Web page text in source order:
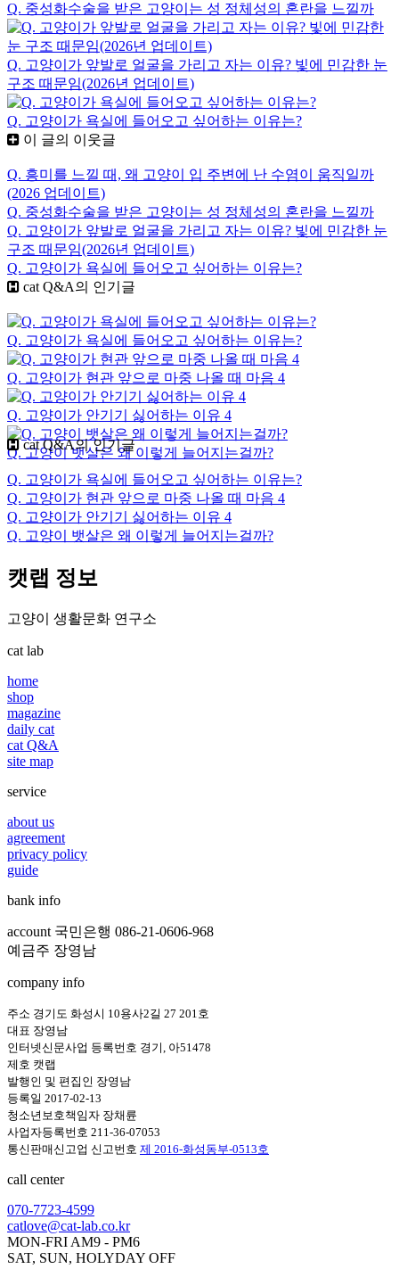
Q. 중성화수술을 받은 고양이는 성 정체성의 혼란을 느낄까
Q. 고양이가 앞발로 얼굴을 가리고 자는 이유? 빛에 민감한 눈
구조 때문임(2026년 업데이트)
Q. 고양이가 욕실에 들어오고 싶어하는 이유는?
이 글의 이웃글
Q. 흥미를 느낄 때, 왜 고양이 입 주변에 난 수염이 움직일까
(2026 업데이트)
Q. 중성화수술을 받은 고양이는 성 정체성의 혼란을 느낄까
Q. 고양이가 앞발로 얼굴을 가리고 자는 이유? 빛에 민감한 눈
구조 때문임(2026년 업데이트)
Q. 고양이가 욕실에 들어오고 싶어하는 이유는?
cat Q&A의 인기글
Q. 고양이가 욕실에 들어오고 싶어하는 이유는?
Q. 고양이가 현관 앞으로 마중 나올 때 마음 4
Q. 고양이가 안기기 싫어하는 이유 4
Q. 고양이 뱃살은 왜 이렇게 늘어지는걸까?
cat Q&A의 인기글
Q. 고양이가 욕실에 들어오고 싶어하는 이유는?
Q. 고양이가 현관 앞으로 마중 나올 때 마음 4
Q. 고양이가 안기기 싫어하는 이유 4
Q. 고양이 뱃살은 왜 이렇게 늘어지는걸까?
캣랩 정보
고양이 생활문화 연구소
cat lab
home
shop
magazine
daily cat
cat Q&A
site map
service
about us
agreement
privacy policy
guide
bank info
account 국민은행 086-21-0606-968
예금주 장영남
company info
주소 경기도 화성시 10용사2길 27 201호
대표 장영남
인터넷신문사업 등록번호 경기, 아51478
제호 캣랩
발행인 및 편집인 장영남
등록일 2017-02-13
청소년보호책임자 장채륜
사업자등록번호 211-36-07053
통신판매신고업 신고번호 제 2016-화성동부-0513호
call center
070-7723-4599
catlove@cat-lab.co.kr
MON-FRI AM9 - PM6
SAT, SUN, HOLYDAY OFF